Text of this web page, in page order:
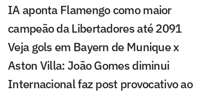
IA aponta Flamengo como maior
campeão da Libertadores até 2091
Veja gols em Bayern de Munique x
Aston Villa: João Gomes diminui
Internacional faz post provocativo ao